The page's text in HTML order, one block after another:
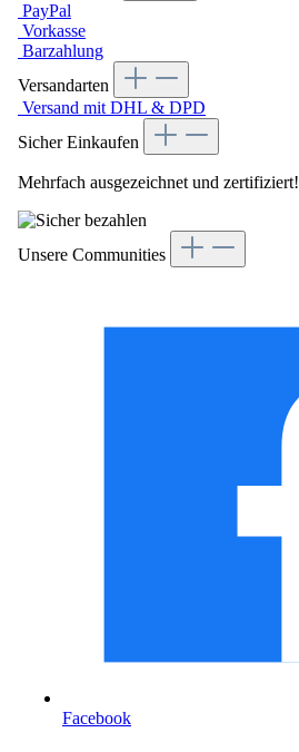
PayPal
Vorkasse
Barzahlung
Versandarten
Versand mit DHL & DPD
Sicher Einkaufen
Mehrfach ausgezeichnet und zertifiziert!
Unsere Communities
Facebook